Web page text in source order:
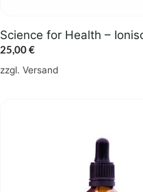
Science for Health –
25,00€
zzgl. Versand